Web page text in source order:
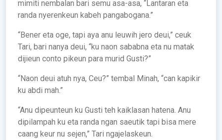
mimiti nembalan bari semu asa-asa, “Lantaran eta
randa nyerenkeun kabeh pangabogana.”
“Bener eta oge, tapi aya anu leuwih jero deui,” ceuk
Tari, bari nanya deui, “ku naon sababna eta nu matak
dijieun conto pikeun para murid Gusti?”
“Naon deui atuh nya, Ceu?” tembal Minah, “can kapikir
ku abdi mah.”
“Anu dipeunteun ku Gusti teh kaiklasan hatena. Anu
dipilampah ku eta randa ngan saeutik tapi bisa mere
caang keur nu sejen,” Tari ngajelaskeun.